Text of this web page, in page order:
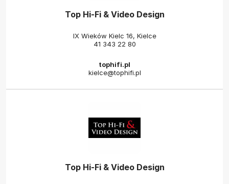
Top Hi-Fi & Video Design
IX Wieków Kielc 16, Kielce
41 343 22 80
tophifi.pl
kielce@tophifi.pl
Top Hi-Fi & Video Design